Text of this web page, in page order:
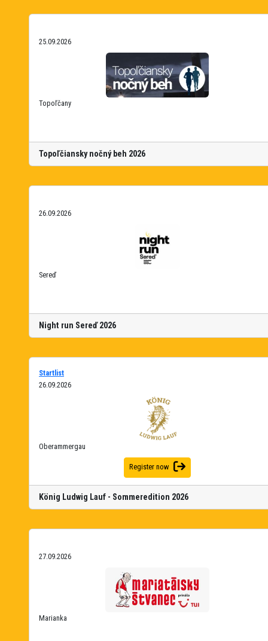
25.09.2026
Topoľčany
Topoľčiansky nočný beh 2026
26.09.2026
Sereď
Night run Sereď 2026
Startlist
26.09.2026
Oberammergau
Register now
König Ludwig Lauf - Sommeredition 2026
27.09.2026
Marianka